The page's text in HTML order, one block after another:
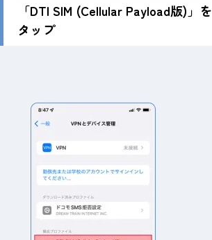
「DTI SIM (Cellular Payload版)」を
タップ